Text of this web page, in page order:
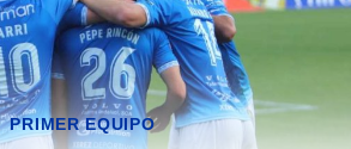
PRIMER EQUIPO